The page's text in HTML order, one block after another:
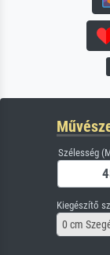
Szélesség
Kiegészítő
0 cm